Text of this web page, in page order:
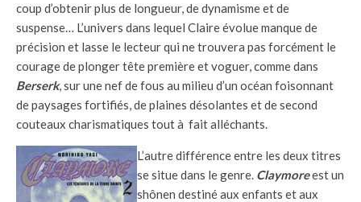
coup d’obtenir plus de longueur, de dynamisme et de
suspense… L’univers dans lequel Claire évolue manque de
précision et lasse le lecteur qui ne trouvera pas forcément le
courage de plonger tête première et voguer, comme dans
Berserk, sur une nef de fous au milieu d’un océan foisonnant
de paysages fortifiés, de plaines désolantes et de second
couteaux charismatiques tout à fait alléchants.
L’autre différence entre les deux titres
se situe dans le genre. Claymoreest un
shônen destiné aux enfants et aux